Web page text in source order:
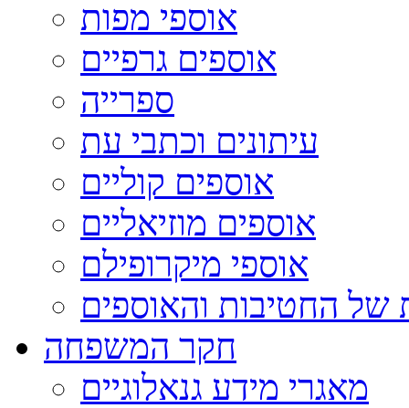
אוספי מפות
אוספים גרפיים
ספרייה
עיתונים וכתבי עת
אוספים קוליים
אוספים מוזיאליים
אוספי מיקרופילם
של החטיבות והאוספים
חקר המשפחה
מאגרי מידע גנאלוגיים